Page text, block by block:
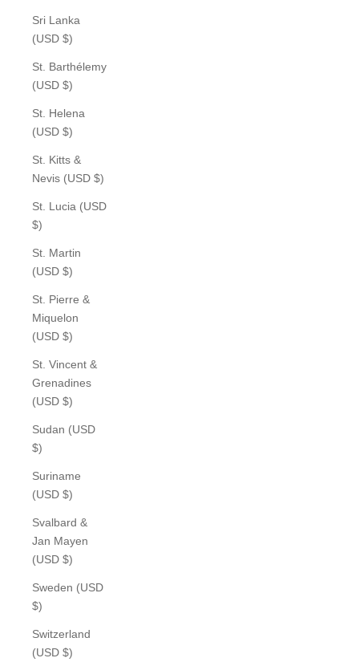
Sri Lanka
(USD $)
St. Barthélemy
(USD $)
St. Helena
(USD $)
St. Kitts &
Nevis (USD $)
St. Lucia (USD
$)
St. Martin
(USD $)
St. Pierre &
Miquelon
(USD $)
St. Vincent &
Grenadines
(USD $)
Sudan (USD
$)
Suriname
(USD $)
Svalbard &
Jan Mayen
(USD $)
Sweden (USD
$)
Switzerland
(USD $)